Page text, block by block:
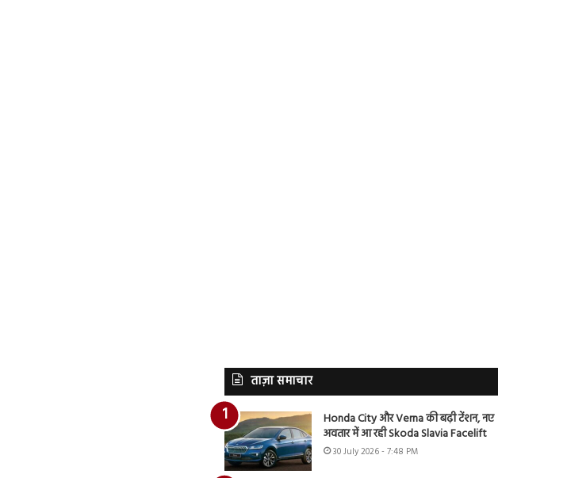
ताज़ा समाचार
Honda City और Verna की बढ़ी टेंशन, नए
अवतार में आ रही Skoda Slavia Facelift
30 July 2026 - 7:48 PM